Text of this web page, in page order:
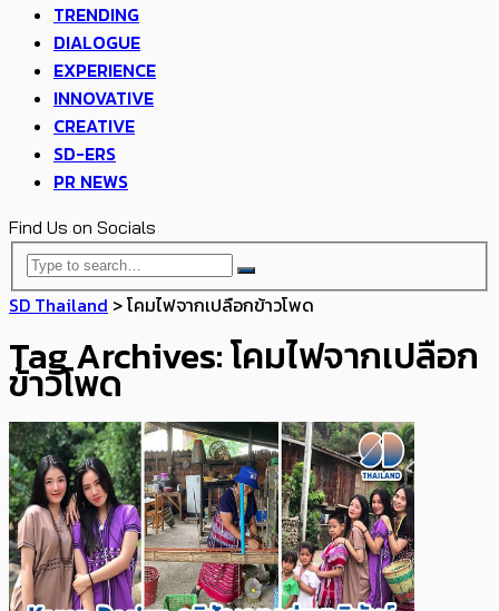
TRENDING
DIALOGUE
EXPERIENCE
INNOVATIVE
CREATIVE
SD-ERS
PR NEWS
Find Us on Socials
SD Thailand >โคมไฟจากเปลือกข้าวโพด
Tag Archives: โคมไฟจากเปลือก
ข้าวโพด